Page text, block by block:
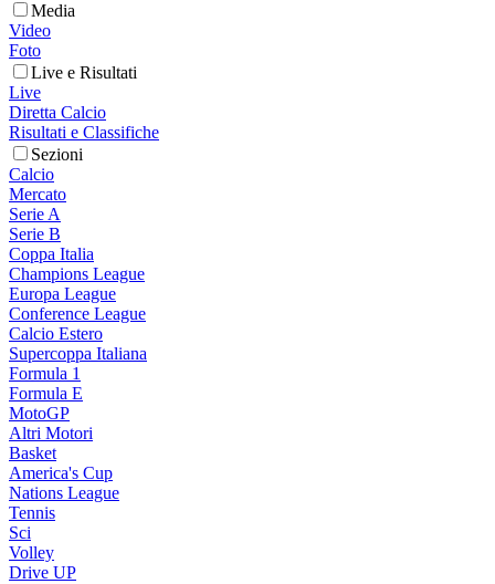
Media
Video
Foto
Live e Risultati
Live
Diretta Calcio
Risultati e Classifiche
Sezioni
Calcio
Mercato
Serie A
Serie B
Coppa Italia
Champions League
Europa League
Conference League
Calcio Estero
Supercoppa Italiana
Formula 1
Formula E
MotoGP
Altri Motori
Basket
America's Cup
Nations League
Tennis
Sci
Volley
Drive UP